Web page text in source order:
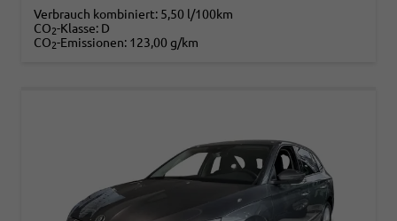
Verbrauch kombiniert: 5,50 l/100km
CO2-Klasse: D
CO2-Emissionen: 123,00 g/km